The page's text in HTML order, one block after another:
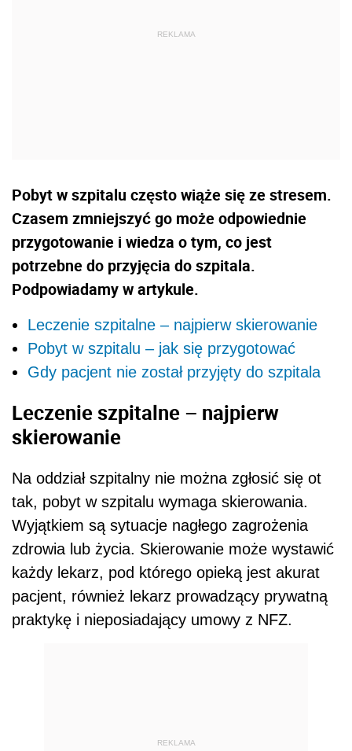
Pobyt w szpitalu często wiąże się ze stresem.
Czasem zmniejszyć go może odpowiednie
przygotowanie i wiedza o tym, co jest
potrzebne do przyjęcia do szpitala.
Podpowiadamy w artykule.
Leczenie szpitalne – najpierw skierowanie
Pobyt w szpitalu – jak się przygotować
Gdy pacjent nie został przyjęty do szpitala
Leczenie szpitalne – najpierw
skierowanie
Na oddział szpitalny nie można zgłosić się ot
tak, pobyt w szpitalu wymaga skierowania.
Wyjątkiem są sytuacje nagłego zagrożenia
zdrowia lub życia. Skierowanie może wystawić
każdy lekarz, pod którego opieką jest akurat
pacjent, również lekarz prowadzący prywatną
praktykę i nieposiadający umowy z NFZ.
REKLAMA